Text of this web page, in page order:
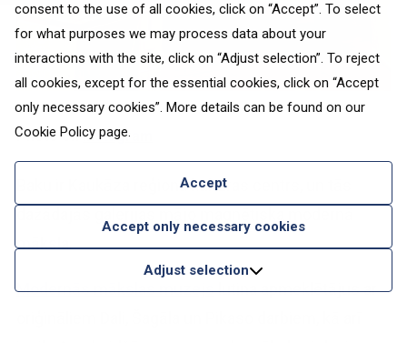
consent to the use of all cookies, click on “Accept”. To select
for what purposes we may process data about your
interactions with the site, click on “Adjust selection”. To reject
all cookies, except for the essential cookies, click on “Accept
only necessary cookies”. More details can be found on our
Cookie Policy page.
Accept
Accept only necessary cookies
Adjust selection
Photo onInstagram
Baku ir Kaukāza reģiona kultūras centrs, un tās
māksla.
Modernās mākslas muzejslutina apmeklētājus ar